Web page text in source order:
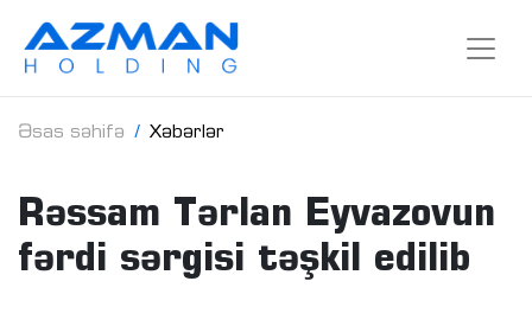
Əsas səhifə Xəbərlər
Rəssam Tərlan Eyvazovun
fərdi sərgisi təşkil edilib